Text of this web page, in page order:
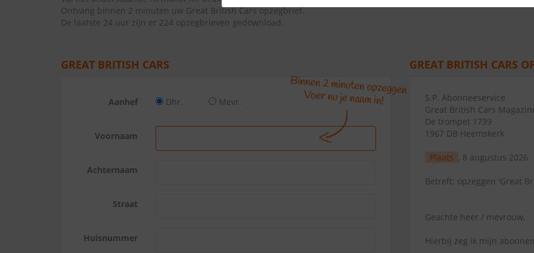
Ontvang binnen 2 minuten uw Great British Cars opzegbrief.
De laatste 24 uur zijn er 224 opzegbrieven gedownload.
GREAT BRITISH CARS
Aanhef Dhr. Mevr.
Voornaam
Achternaam
Straat
Huisnummer
GREAT BRITISH CARS
S.P. Abonneeservice
Great British Cars
De trompet 1739
1967 DB Heemskerk
Plaats , 8 augustus 2026
Betreft: opzeggen 'Great
Geachte heer / mevrouw,
Hierbij zeg ik mijn